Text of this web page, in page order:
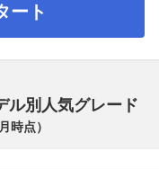
ート
ル別人気グレード
時点）